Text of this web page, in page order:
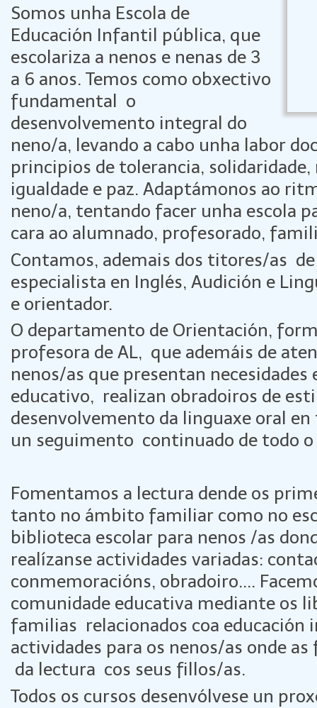
Somos unha Escola de
Educación Infantil pública, que
escolariza a nenos e nenas de 3
a 6 anos. Temos como obxectivo
fundamental o
desenvolvemento integral do
neno/a, levando a cabo unha labor
principios de tolerancia,
igualdade e paz. Adaptámonos ao
neno/a, tentando facer unha escola
cara ao alumnado, profesorado,
Contamos, ademais dos titores/as
especialista en Inglés, Audición e
e orientador.
O departamento de Orientación,
profesora de AL, que ademáis de
nenos/as que presentan necesidades
educativo, realizan obradoiros de
desenvolvemento da linguaxe oral en
un seguimento continuado de todo
Fomentamos a lectura dende os
tanto no ámbito familiar como no
biblioteca escolar para nenos /as
realízanse actividades variadas:
conmemoracións, obradoiro....
comunidade educativa mediante os
familias relacionados coa educación
actividades para os nenos/as onde
da lectura cos seus fillos/as.
Todos os cursos desenvólvese un